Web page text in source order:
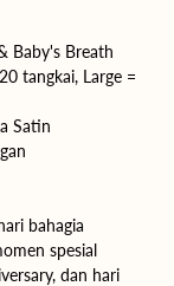
Baby's Breath
tangkai, Large =
Satin
bahagia
spesial
dan hari